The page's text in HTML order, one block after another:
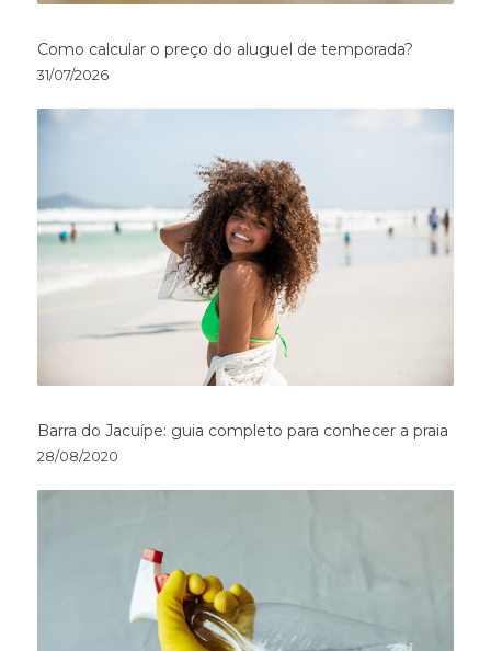
Como calcular o preço do aluguel de temporada?
31/07/2026
Barra do Jacuípe: guia completo para conhecer a praia
28/08/2020